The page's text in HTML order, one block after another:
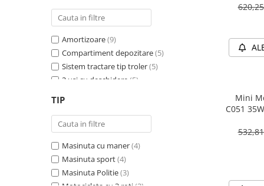
Amortizoare(9)
Compartiment depozitare(5)
Sistem tractare tip troler(5)
2 usi cu deschidere (5)
Schimbator viteza
Bluetooth(4)
Baterie detasabila(3)
Megafon (2)
4X4 (2)
TIP
Masinuta cu maner(4)
Masinuta sport(4)
Masinuta Politie(3)
Mini
C051